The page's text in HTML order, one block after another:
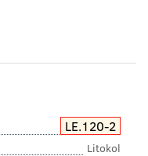
LE.120-2
Litokol